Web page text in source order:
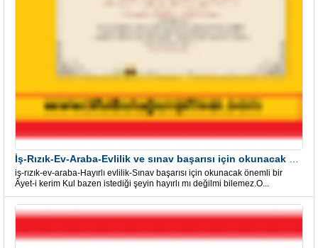
iş-rızık-ev-araba-Hayırlı evlilik-Sınav başarısı için okunacak önemli bir
Âyet-i kerim Kul bazen istediği şeyin hayırlı mı değilmi bilemez.O...